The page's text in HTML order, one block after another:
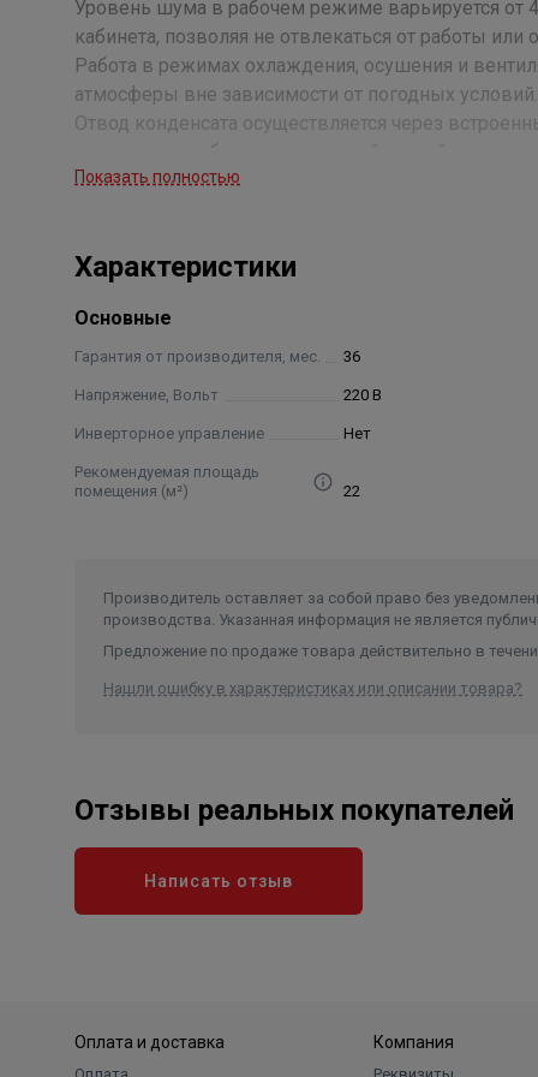
Уровень шума в рабочем режиме варьируется от
кабинета, позволяя не отвлекаться от работы или
Работа в режимах охлаждения, осушения и
атмосферы вне зависимости от погодных условий.
Отвод конденсата осуществляется через
Управление с сенсорной панели Touch Screen
Четыре скорости вентилятора дают возможность
индивидуальные предпочтения или меняющиеся
Режим «Сон» уменьшает энергопотребление и
Автоматические жалюзи направляют поток
эффективность охлаждения.
Функция блокировки от детей защищает от
детьми.
Авторестарт восстанавливает работу после
необходимость повторной настройки устройства.
Области применения
Помещения, где необходима мобильность
по пространству.
Funai MAC-JS32COF03 примечателен
Показать полностью
Характеристики
Основные
Гарантия от производителя, мес. 36
Напряжение, Вольт 220 В
Инверторное управление Нет
Рекомендуемая площадь
помещения (м²)
22
Производитель оставляет за собой право без
производства. Указанная информация не является
Предложение по продаже товара действительно в
Нашли ошибку в характеристиках или описании товара?
Отзывы реальных покупателей
Написать отзыв
Оплата и доставка Компания